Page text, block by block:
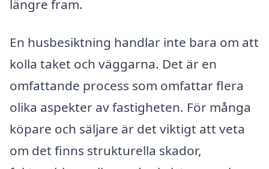
längre fram.
En husbesiktning handlar inte bara om att
kolla taket och väggarna. Det är en
omfattande process som omfattar flera
olika aspekter av fastigheten. För många
köpare och säljare är det viktigt att veta
om det finns strukturella skador,